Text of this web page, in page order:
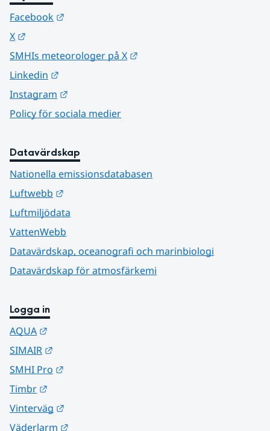
Facebook
X
SMHIs meteorologer på X
Linkedin
Instagram
Policy för sociala medier
Datavärdskap
Nationella emissionsdatabasen
Luftwebb
Luftmiljödata
VattenWebb
Datavärdskap, oceanografi och marinbiologi
Datavärdskap för atmosfärkemi
Logga in
AQUA
SIMAIR
SMHI Pro
Timbr
Vinterväg
Väderlarm